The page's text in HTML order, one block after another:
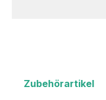
Zubehörartikel